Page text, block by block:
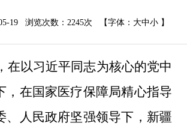
19 浏览次数： 2245次 【字体： 大中小 】
在以习近平同志为核心的党中
，在国家医疗保障局精心指导
、人民政府坚强领导下，新疆